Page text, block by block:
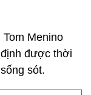
Menino
được thời
sót.